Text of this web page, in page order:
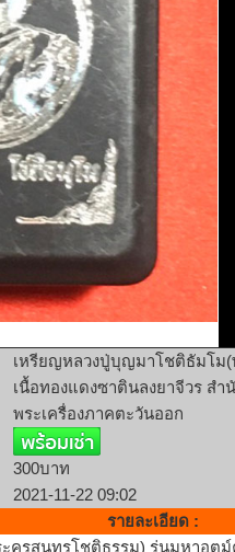
เหรียญหลวงปู่บุญมาโชติธัมโม
เนื้อทองแดงซาตินลงยาจีวร ส
พระเครื่องภาคตะวันออก
300บาท
2021-11-22 09:02
รายละเอียด :
รูสุนทรโชติธรรม) รุ่นมหาอุตม์